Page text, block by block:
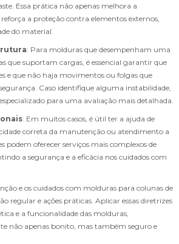
Essa prática não apenas melhora a
a proteção contra elementos externos,
do material.
: Para molduras que desempenham uma
que suportam cargas, é essencial garantir que
e que não haja movimentos ou folgas que
Caso identifique alguma instabilidade,
para uma avaliação mais detalhada.
: Em muitos casos, é útil ter a ajuda de
correta da manutenção ou atendimento a
podem oferecer serviços mais complexos de
a segurança e a eficácia nos cuidados com
e os cuidados com molduras para colunas de
regular e ações práticas. Aplicar essas diretrizes
e a funcionalidade das molduras,
não apenas bonito, mas também seguro e